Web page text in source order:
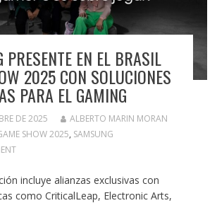
PRESENTE EN EL BRASIL
2025 CON SOLUCIONES
PARA EL GAMING
DE 2025
ALBERTO MARIN MORAN
SHOW 2025, SAMSUNG
incluye alianzas exclusivas con
como CriticalLeap, Electronic Arts,